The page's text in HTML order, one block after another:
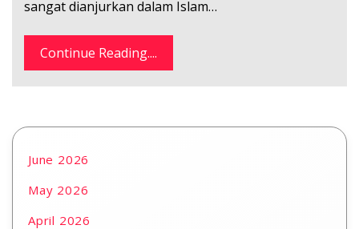
sangat dianjurkan dalam Islam…
Continue Reading....
June 2026
May 2026
April 2026